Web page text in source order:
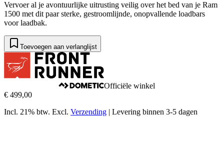
Vervoer al je avontuurlijke uitrusting veilig over het bed van je Ram
1500 met dit paar sterke, gestroomlijnde, onopvallende loadbars
voor laadbak.
Toevoegen aan verlanglijst
Officiële winkel
€ 499,00
Incl. 21% btw. Excl. Verzending | Levering binnen 3-5 dagen